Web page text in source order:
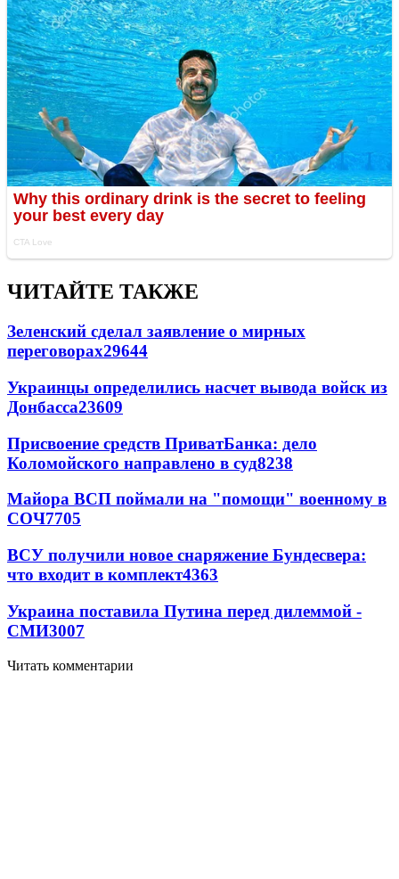
ЧИТАЙТЕ ТАКЖЕ
Зеленский сделал заявление о мирных
переговорах29644
Украинцы определились насчет вывода войск из
Донбасса23609
Присвоение средств ПриватБанка: дело
Коломойского направлено в суд8238
Майора ВСП поймали на "помощи" военному в
СОЧ7705
ВСУ получили новое снаряжение Бундесвера:
что входит в комплект4363
Украина поставила Путина перед дилеммой -
СМИ3007
Читать комментарии